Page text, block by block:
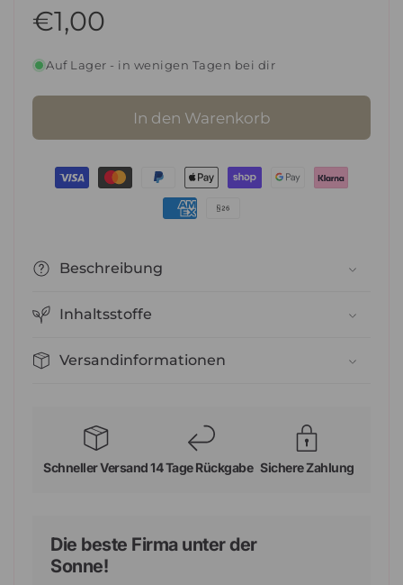
Menge
für
Eau
De
3ml
(TESTER)
Eau
De
Parfum
-
3ml
(TESTER)
Normaler
€1,00
Auf Lager - in wenigen Tagen bei dir
In den Warenkorb
Zahlungsmethoden
Beschreibung
Inhaltsstoffe
Versandinformationen
Schneller Versand14 Tage Rückgabe Sichere Zahlung
Die beste Firma unter der
Sonne!